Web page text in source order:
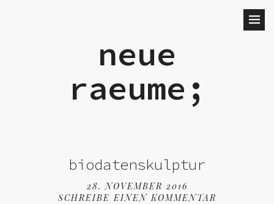
neue
raeume;
biodatenskulptur
28. NOVEMBER 2016
SCHREIBE EINEN KOMMENTAR